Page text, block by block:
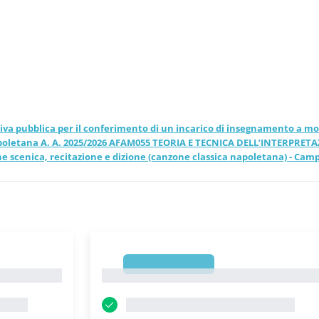
e dizione (canzone
Statale di
aggiornati
pubblica per il conferimento di un incarico di insegnamento a
A. A. 2025/2026 AFAM055 TEORIA E TECNICA
scenica, recitazione e dizione (canzone classica napoletana) -